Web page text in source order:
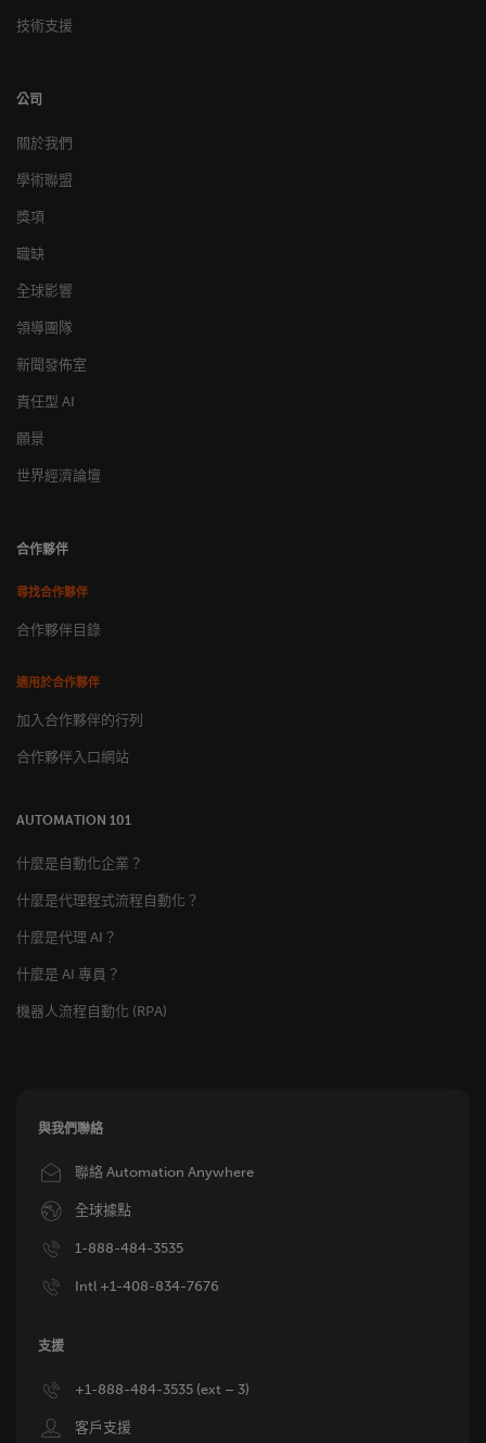
技術支援
公司
關於我們
學術聯盟
獎項
職缺
全球影響
領導團隊
新聞發佈室
責任型 AI
願景
世界經濟論壇
合作夥伴
尋找合作夥伴
合作夥伴目錄
適用於合作夥伴
加入合作夥伴的行列
合作夥伴入口網站
AUTOMATION 101
什麼是自動化企業？
什麼是代理程式流程自動化？
什麼是代理 AI？
什麼是 AI 專員？
機器人流程自動化 (RPA)
與我們聯絡
Image聯絡 Automation Anywhere
Image全球據點
Image1-888-484-3535
ImageIntl +1-408-834-7676
支援
Image +1-888-484-3535 (ext – 3)
Image客戶支援